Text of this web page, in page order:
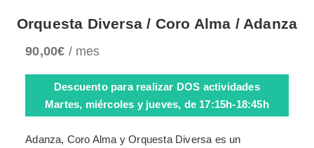
Orquesta Diversa / Coro Alma / Adanza
90,00€ / mes
Descuento para realizar DOS actividades
Martes, miércoles y jueves, de 17:15h-18:45h
Adanza, Coro Alma y Orquesta Diversa es un